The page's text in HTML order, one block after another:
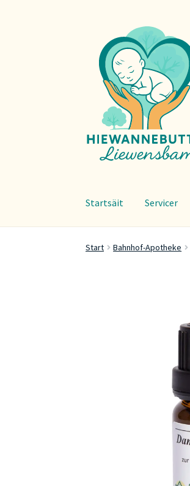
Navigation
springen
Inhalt
springen
Startsäit Servicer
Start Bahnhof-Apotheke